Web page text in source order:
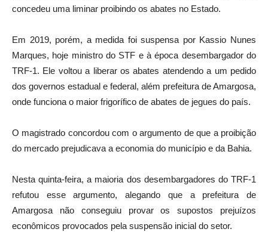
concedeu uma liminar proibindo os abates no Estado.
Em 2019, porém, a medida foi suspensa por Kassio Nunes
Marques, hoje ministro do STF e à época desembargador do
TRF-1. Ele voltou a liberar os abates atendendo a um pedido
dos governos estadual e federal, além prefeitura de Amargosa,
onde funciona o maior frigorífico de abates de jegues do país.
O magistrado concordou com o argumento de que a proibição
do mercado prejudicava a economia do município e da Bahia.
Nesta quinta-feira, a maioria dos desembargadores do TRF-1
refutou esse argumento, alegando que a prefeitura de
Amargosa não conseguiu provar os supostos prejuízos
econômicos provocados pela suspensão inicial do setor.